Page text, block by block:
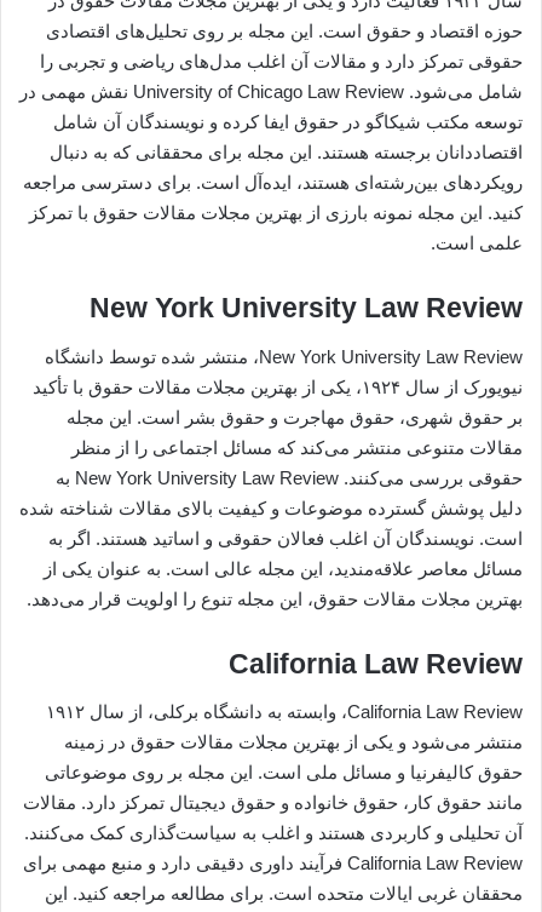
حوزه اقتصاد و حقوق است. این مجله بر روی تحلیل‌های اقتصادی
حقوقی تمرکز دارد و مقالات آن اغلب مدل‌های ریاضی و تجربی را
شامل می‌شود. University of Chicago Law Review نقش مهمی در
توسعه مکتب شیکاگو در حقوق ایفا کرده و نویسندگان آن شامل
اقتصاددانان برجسته هستند. این مجله برای محققانی که به دنبال
رویکردهای بین‌رشته‌ای هستند، ایده‌آل است. برای دسترسی مراجعه
کنید. این مجله نمونه بارزی از بهترین مجلات مقالات حقوق با تمرکز
علمی است.
New York University Law Review
New York University Law Review، منتشر شده توسط دانشگاه
نیویورک از سال ۱۹۲۴، یکی از بهترین مجلات مقالات حقوق با تأکید
بر حقوق شهری، حقوق مهاجرت و حقوق بشر است. این مجله
مقالات متنوعی منتشر می‌کند که مسائل اجتماعی را از منظر
حقوقی بررسی می‌کنند. New York University Law Review به
دلیل پوشش گسترده موضوعات و کیفیت بالای مقالات شناخته شده
است. نویسندگان آن اغلب فعالان حقوقی و اساتید هستند. اگر به
مسائل معاصر علاقه‌مندید، این مجله عالی است. به عنوان یکی از
بهترین مجلات مقالات حقوق، این مجله تنوع را اولویت قرار می‌دهد.
California Law Review
California Law Review، وابسته به دانشگاه برکلی، از سال ۱۹۱۲
منتشر می‌شود و یکی از بهترین مجلات مقالات حقوق در زمینه
حقوق کالیفرنیا و مسائل ملی است. این مجله بر روی موضوعاتی
مانند حقوق کار، حقوق خانواده و حقوق دیجیتال تمرکز دارد. مقالات
آن تحلیلی و کاربردی هستند و اغلب به سیاست‌گذاری کمک می‌کنند.
California Law Review فرآیند داوری دقیقی دارد و منبع مهمی برای
محققان غربی ایالات متحده است. برای مطالعه مراجعه کنید. این